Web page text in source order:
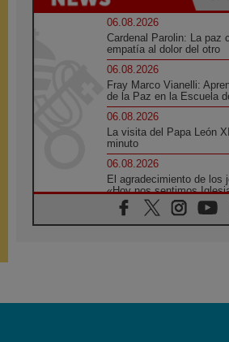
06.08.2026
Cardenal Parolin: La paz
empatía al dolor del otro
06.08.2026
Fray Marco Vianelli:
de la Paz en la Escuela
06.08.2026
La visita del Papa León
minuto
06.08.2026
El agradecimiento de los
«Hoy nos sentimos
06.08.2026
Líbano: Reanudan los